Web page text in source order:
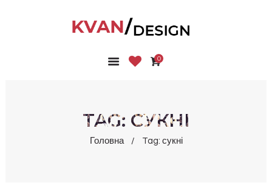
0
TAG: СУКНІ
Головна Tag: сукні
ГОЛОВНА
ПРО НАС